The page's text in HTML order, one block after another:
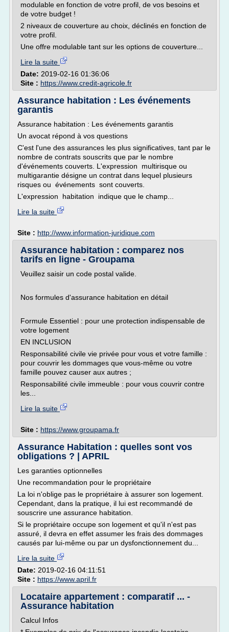
modulable en fonction de votre profil, de vos besoins et
de votre budget !
2 niveaux de couverture au choix, déclinés en fonction de
votre profil.
Une offre modulable tant sur les options de couverture...
Lire la suite
Date: 2019-02-16 01:36:06
Site : https://www.credit-agricole.fr
Assurance habitation : Les événements
garantis
Assurance habitation : Les événements garantis
Un avocat répond à vos questions
C'est l'une des assurances les plus significatives, tant par le
nombre de contrats souscrits que par le nombre
d'événements couverts. L'expression multirisque ou
multigarantie désigne un contrat dans lequel plusieurs
risques ou événements sont couverts.
L'expression habitation indique que le champ...
Lire la suite
Site : http://www.information-juridique.com
Assurance habitation : comparez nos
tarifs en ligne - Groupama
Veuillez saisir un code postal valide.
Nos formules d'assurance habitation en détail
Formule Essentiel : pour une protection indispensable de
votre logement
EN INCLUSION
Responsabilité civile vie privée pour vous et votre famille :
pour couvrir les dommages que vous-même ou votre
famille pouvez causer aux autres ;
Responsabilité civile immeuble : pour vous couvrir contre
les...
Lire la suite
Site : https://www.groupama.fr
Assurance Habitation : quelles sont vos
obligations ? | APRIL
Les garanties optionnelles
Une recommandation pour le propriétaire
La loi n'oblige pas le propriétaire à assurer son logement.
Cependant, dans la pratique, il lui est recommandé de
souscrire une assurance habitation.
Si le propriétaire occupe son logement et qu'il n'est pas
assuré, il devra en effet assumer les frais des dommages
causés par lui-même ou par un dysfonctionnement du...
Lire la suite
Date: 2019-02-16 04:11:51
Site : https://www.april.fr
Locataire appartement : comparatif ... -
Assurance habitation
Calcul Infos